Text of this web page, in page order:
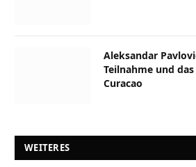
Aleksandar
Teilnahme und
Curacao
WEITERES